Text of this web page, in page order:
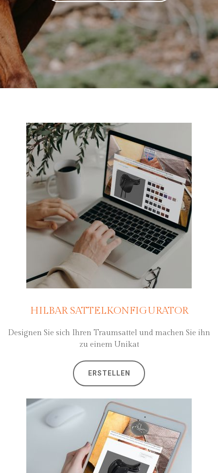
HILBAR SATTELKONFIGURATOR
Designen Sie sich Ihren Traumsattel und machen Sie ihn
zu einem Unikat
ERSTELLEN